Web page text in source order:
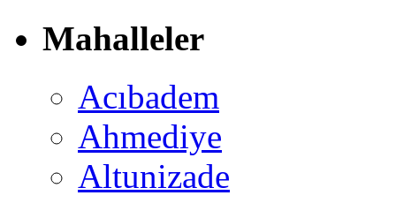
Mahalleler
Acıbadem
Ahmediye
Altunizade